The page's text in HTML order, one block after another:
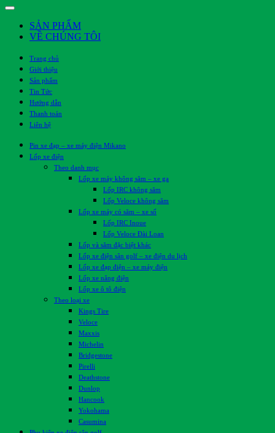
SẢN PHẨM
VỀ CHÚNG TÔI
Trang chủ
Giới thiệu
Sản phẩm
Tin Tức
Hướng dẫn
Thanh toán
Liên hệ
Pin xe đạp – xe máy điện Mikano
Lốp xe điện
Theo danh mục
Lốp xe máy không săm – xe ga
Lốp IRC không săm
Lốp Veloce không săm
Lốp xe máy có săm – xe số
Lốp IRC Inoue
Lốp Veloce Đài Loan
Lốp và săm đặc biệt khác
Lốp xe điện sân golf – xe điện du lịch
Lốp xe đạp điện – xe máy điện
Lốp xe nâng điện
Lốp xe ô tô điện
Theo loại xe
Kings Tire
Veloce
Maxxis
Michelin
Bridgestone
Pirelli
Deathstone
Dunlop
Hancook
Yokohama
Casumina